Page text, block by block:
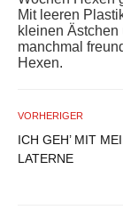
Mit leeren
kleinen
manchmal
Hexen.
VORHERIGER
ICH GEH’ MIT
LATERNE